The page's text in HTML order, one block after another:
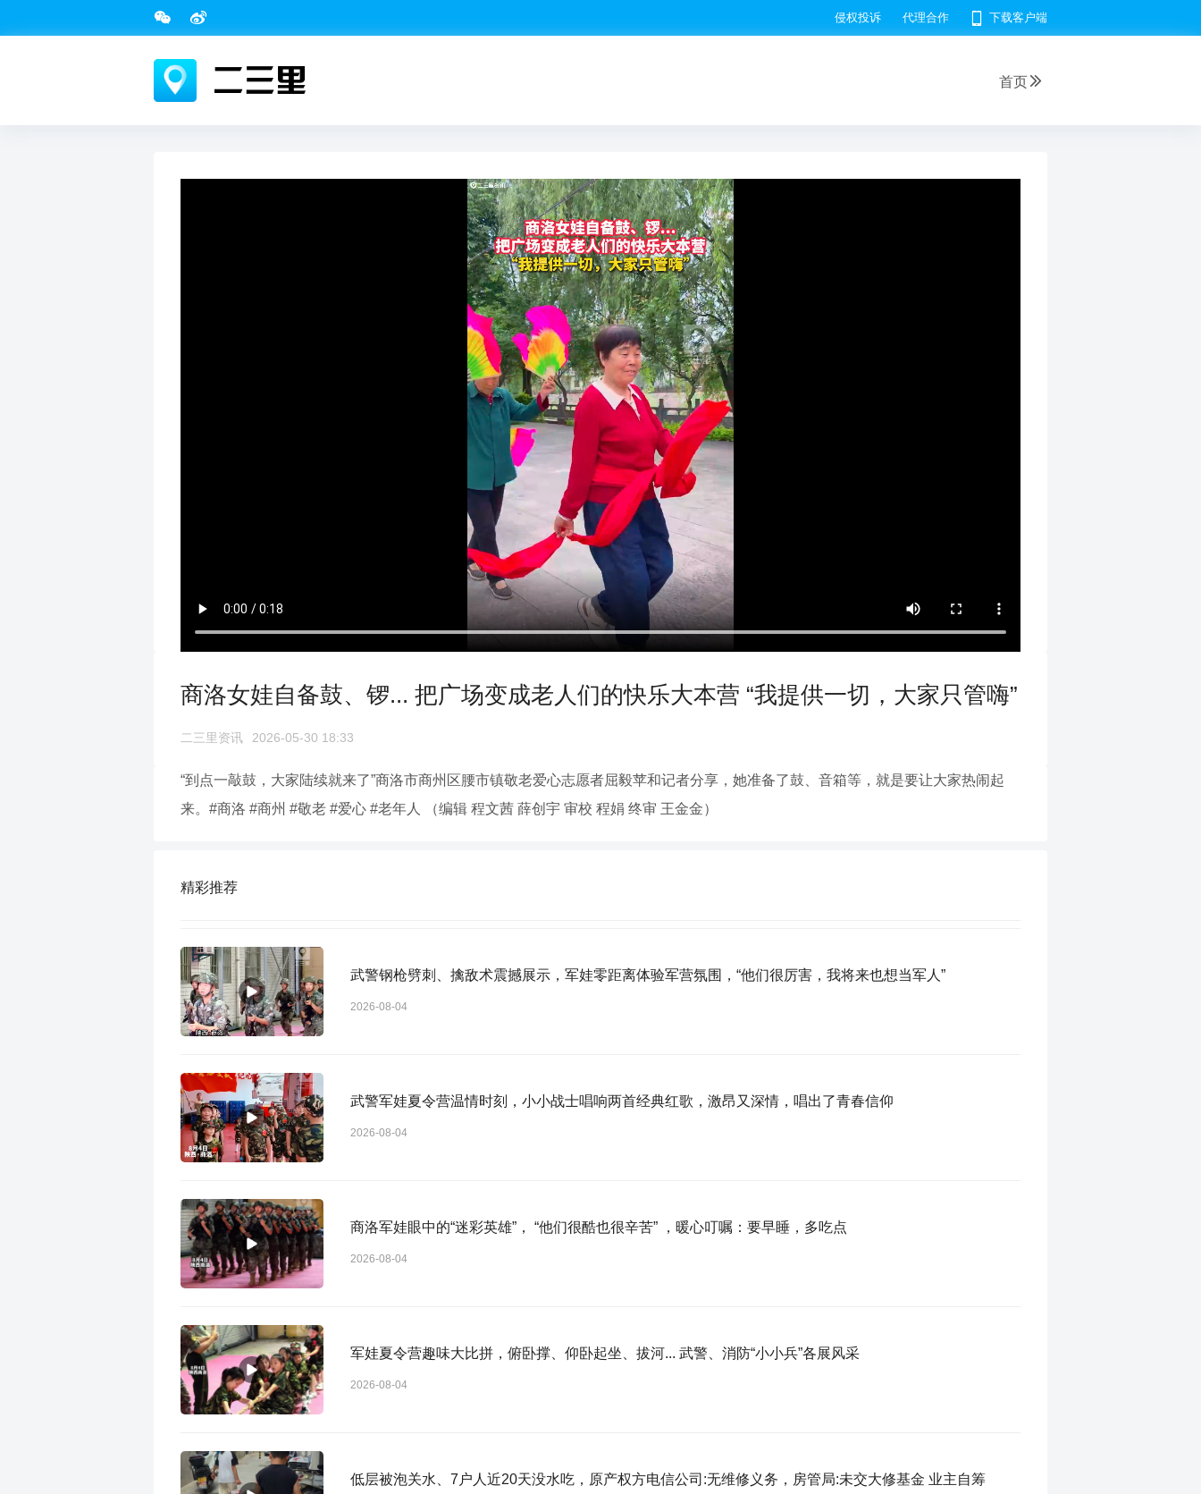
侵权投诉 代理合作 下载客户端
首页
商洛女娃自备鼓、锣... 把广场变成老人们的快乐大本营 “我提供一切，大家只管嗨”
二三里资讯 2026-05-30 18:33
“到点一敲鼓，大家陆续就来了”商洛市商州区腰市镇敬老爱心志愿者屈毅苹和记者分享，她准备了鼓、音箱等，就是要让大家热闹起
来。#商洛 #商州 #敬老 #爱心 #老年人 （编辑 程文茜 薛创宇 审校 程娟 终审 王金金）
精彩推荐
武警钢枪劈刺、擒敌术震撼展示，军娃零距离体验军营氛围，“他们很厉害，我将来也想当军人”
2026-08-04
武警军娃夏令营温情时刻，小小战士唱响两首经典红歌，激昂又深情，唱出了青春信仰
2026-08-04
商洛军娃眼中的“迷彩英雄”， “他们很酷也很辛苦” ，暖心叮嘱：要早睡，多吃点
2026-08-04
军娃夏令营趣味大比拼，俯卧撑、仰卧起坐、拔河... 武警、消防“小小兵”各展风采
2026-08-04
低层被泡关水、7户人近20天没水吃，原产权方电信公司:无维修义务，房管局:未交大修基金 业主自筹